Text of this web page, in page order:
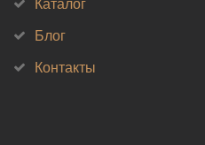
Каталог
Блог
Контакты